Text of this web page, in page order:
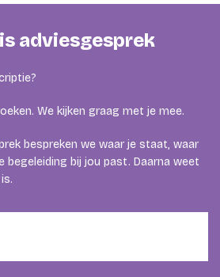
adviesgesprek
We kijken graag met je mee.
bespreken we waar je staat, waar
begeleiding bij jou past. Daarna weet